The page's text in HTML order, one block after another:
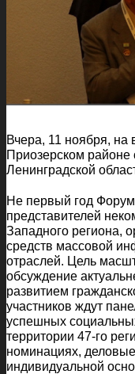
Вчера, 11 ноября, на
Приозерском районе
Ленинградской
Не первый год
представителей
Западного региона,
средств массовой
отраслей. Цель
обсуждение
развитием
участников ждут
успешных
территории 47-го
номинациях,
индивидуальной